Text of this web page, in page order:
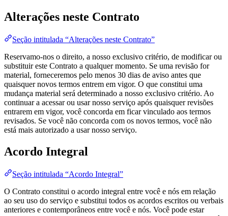
Alterações neste Contrato
Seção intitulada “Alterações neste Contrato”
Reservamo-nos o direito, a nosso exclusivo critério, de modificar ou
substituir este Contrato a qualquer momento. Se uma revisão for
material, forneceremos pelo menos 30 dias de aviso antes que
quaisquer novos termos entrem em vigor. O que constitui uma
mudança material será determinado a nosso exclusivo critério. Ao
continuar a acessar ou usar nosso serviço após quaisquer revisões
entrarem em vigor, você concorda em ficar vinculado aos termos
revisados. Se você não concorda com os novos termos, você não
está mais autorizado a usar nosso serviço.
Acordo Integral
Seção intitulada “Acordo Integral”
O Contrato constitui o acordo integral entre você e nós em relação
ao seu uso do serviço e substitui todos os acordos escritos ou verbais
anteriores e contemporâneos entre você e nós. Você pode estar